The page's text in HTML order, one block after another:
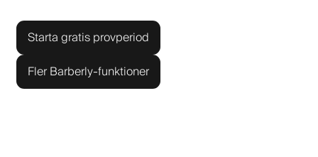
Starta gratis provperiod
Fler Barberly-funktioner